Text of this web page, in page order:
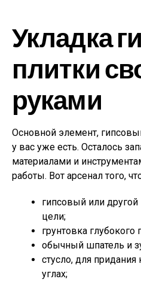
Укладка
плитки
руками
Основной элемент,
у вас уже есть. Осталось
материалами и
работы. Вот арсенал того,
гипсовый или
цели;
грунтовка глубокого
обычный шпатель и
стусло, для
углах;